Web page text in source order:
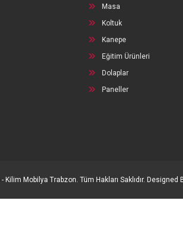
Masa
Koltuk
Kanepe
Eğitim Ürünleri
Dolaplar
Paneller
Kilim Mobilya Trabzon. Tüm Hakları Saklıdır. Designed